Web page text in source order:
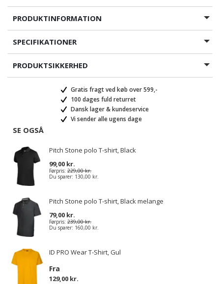
PRODUKTINFORMATION
SPECIFIKATIONER
PRODUKTSIKKERHED
Gratis fragt ved køb over 599,-
100 dages fuld returret
Dansk lager & kundeservice
Vi sender alle ugens dage
SE OGSÅ
Pitch Stone polo T-shirt, Black
99,00 kr.
Førpris: 229,00 kr.
Du sparer: 130,00 kr.
Pitch Stone polo T-shirt, Black melange
79,00 kr.
Førpris: 239,00 kr.
Du sparer: 160,00 kr.
ID PRO Wear T-Shirt, Gul
Fra
129,00 kr.